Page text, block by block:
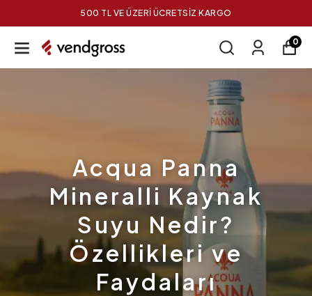
500 TL VE ÜZERİ ÜCRETSİZ KARGO
0
Acqua Panna
Mineralli Kaynak
Suyu Nedir?
Özellikleri ve
Faydaları